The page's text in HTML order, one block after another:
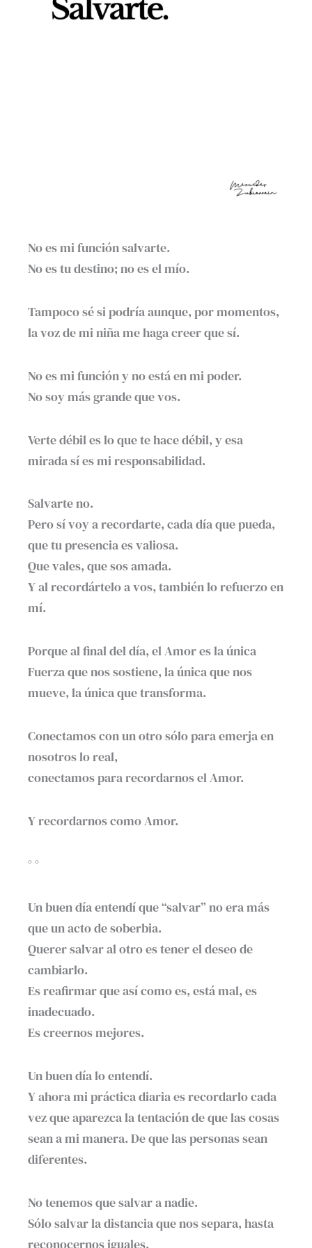
No es mi función salvarte.
No es tu destino; no es el mío.
Tampoco sé si podría aunque, por momentos,
la voz de mi niña me haga creer que sí.
No es mi función y no está en mi poder.
No soy más grande que vos.
Verte débil es lo que te hace débil, y esa
mirada sí es mi responsabilidad.
Salvarte no.
Pero sí voy a recordarte, cada día que pueda,
que tu presencia es valiosa.
Que vales, que sos amada.
Y al recordártelo a vos, también lo refuerzo en
mí.
Porque al final del día, el Amor es la única
Fuerza que nos sostiene, la única que nos
mueve, la única que transforma.
Conectamos con un otro sólo para emerja en
nosotros lo real,
conectamos para recordarnos el Amor.
Y recordarnos como Amor.
° °
Un buen día entendí que “salvar” no era más
que un acto de soberbia.
Querer salvar al otro es tener el deseo de
cambiarlo.
Es reafirmar que así como es, está mal, es
inadecuado.
Es creernos mejores.
Un buen día lo entendí.
Y ahora mi práctica diaria es recordarlo cada
vez que aparezca la tentación de que las cosas
sean a mi manera. De que las personas sean
diferentes.
No tenemos que salvar a nadie.
Sólo salvar la distancia que nos separa, hasta
reconocernos iguales.